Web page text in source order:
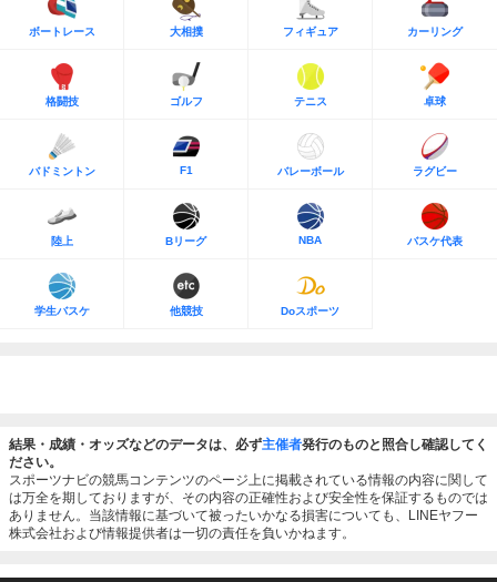
ボートレース 大相撲 フィギュア カーリング
格闘技 ゴルフ テニス 卓球
バドミントン F1 バレーボール ラグビー
陸上 Bリーグ NBA バスケ代表
学生バスケ 他競技 Doスポーツ
結果・成績・オッズなどのデータは、必ず主催者発行のものと照合し確認してく
ださい。
スポーツナビの競馬コンテンツのページ上に掲載されている情報の内容に関して
は万全を期しておりますが、その内容の正確性および安全性を保証するものでは
ありません。当該情報に基づいて被ったいかなる損害についても、LINEヤフー
株式会社および情報提供者は一切の責任を負いかねます。